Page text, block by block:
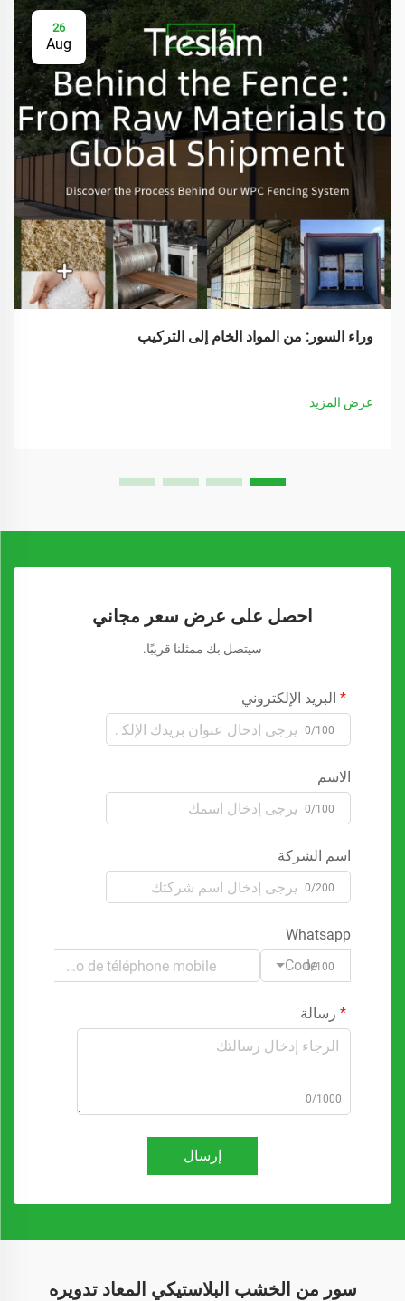
26
Aug
وراء السور: من المواد الخام إلى التركيب
عرض المزيد
احصل على عرض سعر مجاني
سيتصل بك ممثلنا قريبًا.
البريد الإلكتروني
0/100
الاسم
0/100
اسم الشركة
0/200
Whatsapp
Code0/100
رسالة
0/1000
إرسال
سور من الخشب البلاستيكي المعاد تدويره